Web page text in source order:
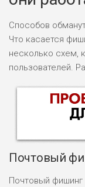
Способов
Что касается
несколько схем,
пользователей.
Почтовый
Почтовый